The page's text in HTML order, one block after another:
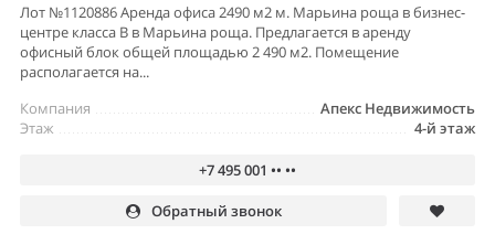
Лот №1120886 Аренда офиса 2490 м2 м. Марьина роща в бизнес-
центре класса В в Марьина роща. Предлагается в аренду
офисный блок общей площадью 2 490 м2. Помещение
располагается на...
Апекс Недвижимость
Компания
4-й этаж
Этаж
+7 495 001 •• ••
Обратный звонок